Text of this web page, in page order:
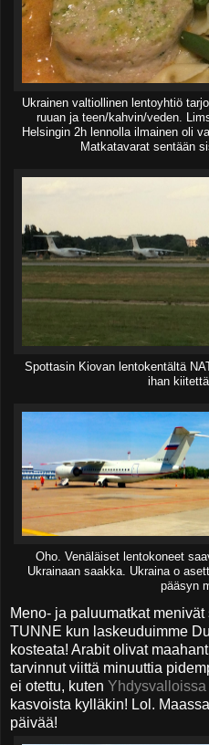
Ukrainen valtiollinen lentoyhtiö
ruuan ja teen/kahvin/veden.
Helsingin 2h lennolla ilmainen oli
Matkatavarat sentään
Spottasin Kiovan lentokentältä
ihan
Oho. Venäläiset lentokoneet
Ukrainaan saakka. Ukraina o
pääsyn
Meno- ja paluumatkat
TUNNE kun laskeuduimme
kosteata! Arabit olivat
tarvinnut viittä minuuttia
ei otettu, kuten Yhdysvalloissa
kasvoista kylläkin! Lol.
päivää!